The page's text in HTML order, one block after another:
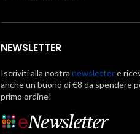
NEWSLETTER
Iscriviti alla nostra newslettere
anche un buono di €8 da spendere
primo ordine!